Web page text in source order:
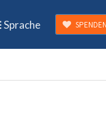
Sprache SPENDEN